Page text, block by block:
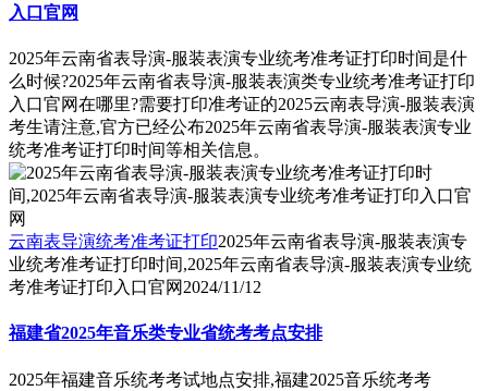
入口官网
2025年云南省表导演-服装表演专业统考准考证打印时间是什
么时候?2025年云南省表导演-服装表演类专业统考准考证打印
入口官网在哪里?需要打印准考证的2025云南表导演-服装表演
考生请注意,官方已经公布2025年云南省表导演-服装表演专业
统考准考证打印时间等相关信息。
云南表导演统考准考证打印2025年云南省表导演-服装表演专
业统考准考证打印时间,2025年云南省表导演-服装表演专业统
考准考证打印入口官网 2024/11/12
福建省2025年音乐类专业省统考考点安排
2025年福建音乐统考考试地点安排,福建2025音乐统考考